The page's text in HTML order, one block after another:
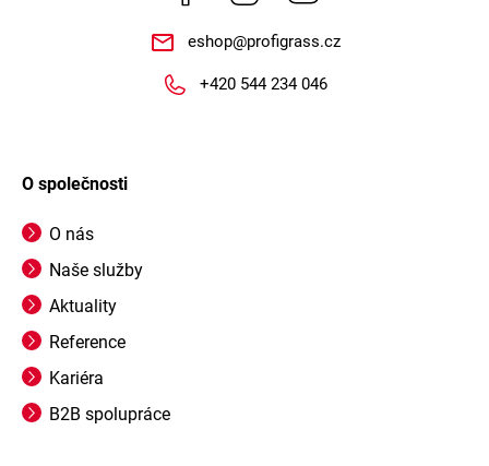
eshop@profigrass.cz
+420 544 234 046
O společnosti
O nás
Naše služby
Aktuality
Reference
Kariéra
B2B spolupráce